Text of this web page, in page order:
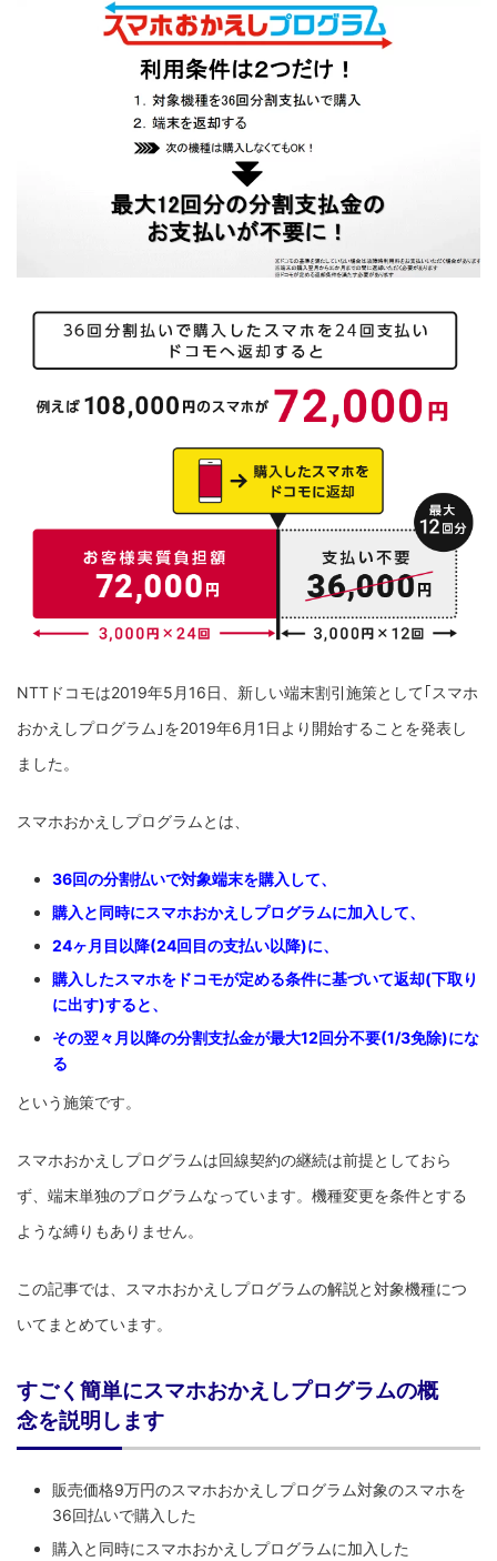
NTTドコモは2019年5月16日、新しい端末割引施策として｢スマホ
おかえしプログラム｣を2019年6月1日より開始することを発表し
ました。
スマホおかえしプログラムとは、
36回の分割払いで対象端末を購入して、
購入と同時にスマホおかえしプログラムに加入して、
24ヶ月目以降(24回目の支払い以降)に、
購入したスマホをドコモが定める条件に基づいて返却(下取り
に出す)すると、
その翌々月以降の分割支払金が最大12回分不要(1/3免除)にな
る
という施策です。
スマホおかえしプログラムは回線契約の継続は前提としておら
ず、端末単独のプログラムなっています。機種変更を条件とする
ような縛りもありません。
この記事では、スマホおかえしプログラムの解説と対象機種につ
いてまとめています。
すごく簡単にスマホおかえしプログラムの概
念を説明します
販売価格9万円のスマホおかえしプログラム対象のスマホを
36回払いで購入した
購入と同時にスマホおかえしプログラムに加入した